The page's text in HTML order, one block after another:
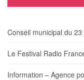
Conseil municipal du
Le Festival Radio
Information – Agence